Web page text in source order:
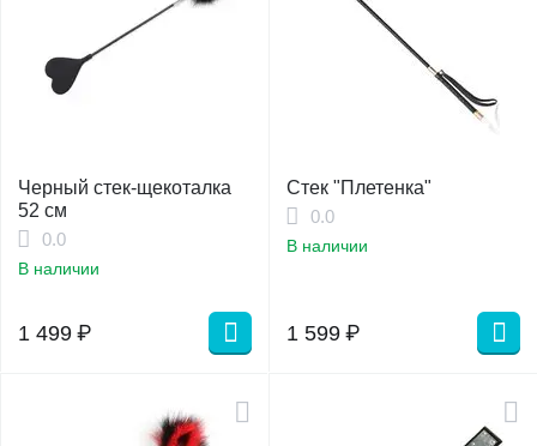
Черный стек-щекоталка
52 см
0.0
В наличии
1 499 ₽
Стек "Плетенка"
0.0
В наличии
1 599 ₽